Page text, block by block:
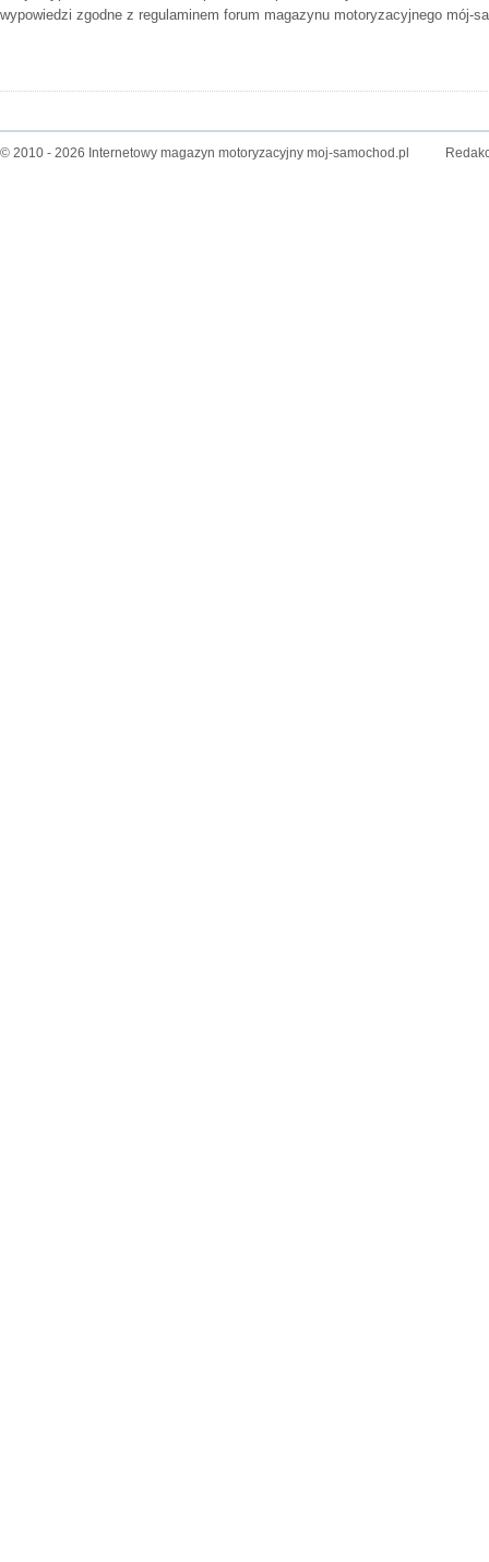
wypowiedzi zgodne z regulaminem forum magazynu motoryzacyjnego mój-
© 2010 - 2026 Internetowy magazyn motoryzacyjny moj-samochod.pl